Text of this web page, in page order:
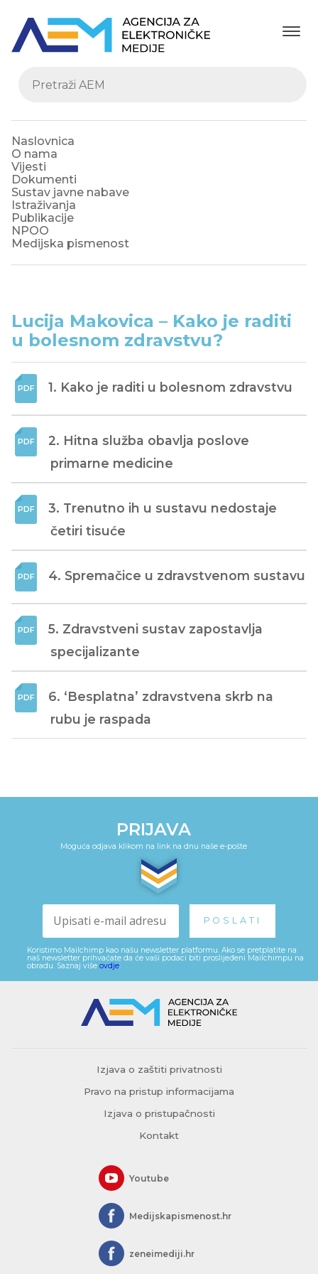
Naslovnica
O nama
Vijesti
Dokumenti
Sustav javne nabave
Istraživanja
Publikacije
NPOO
Medijska pismenost
Lucija Makovica – Kako je raditi
u bolesnom zdravstvu?
1. Kako je raditi u bolesnom zdravstvu
2. Hitna služba obavlja poslove
primarne medicine
3. Trenutno ih u sustavu nedostaje
četiri tisuće
4. Spremačice u zdravstvenom sustavu
5. Zdravstveni sustav zapostavlja
specijalizante
6. ‘Besplatna’ zdravstvena skrb na
rubu je raspada
PRIJAVA
Moguća odjava klikom na link na dnu naše e-pošte
Koristimo Mailchimp kao našu newsletter platformu. Ako se pretplatite na
naš newsletter prihvaćate da će vaši podaci biti proslijeđeni Mailchimpu na
obradu. Saznaj više ovdje
Izjava o zaštiti privatnosti
Pravo na pristup informacijama
Izjava o pristupačnosti
Kontakt
Youtube
Medijskapismenost.hr
zeneimediji.hr